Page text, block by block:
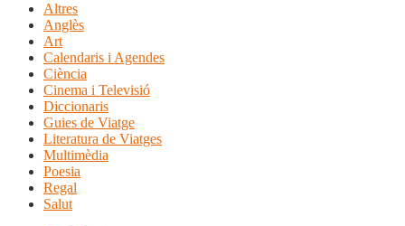
Altres
Anglès
Art
Calendaris i Agendes
Ciència
Cinema i Televisió
Diccionaris
Guies de Viatge
Literatura de Viatges
Multimèdia
Poesia
Regal
Salut